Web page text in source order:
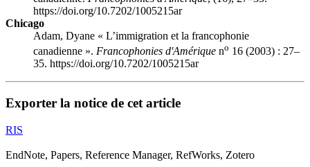
https://doi.org/10.7202/1005215ar
Chicago
Adam, Dyane « L’immigration et la francophonie
canadienne ». Francophonies d'Amérique no 16 (2003) : 27–
35. https://doi.org/10.7202/1005215ar
Exporter la notice de cet article
RIS
EndNote, Papers, Reference Manager, RefWorks, Zotero